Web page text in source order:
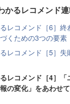
かるレコメンド
レコメンド［6］終
くための3つの要素
レコメンド［5］
レコメンド［4］「
の変化」をあわせ